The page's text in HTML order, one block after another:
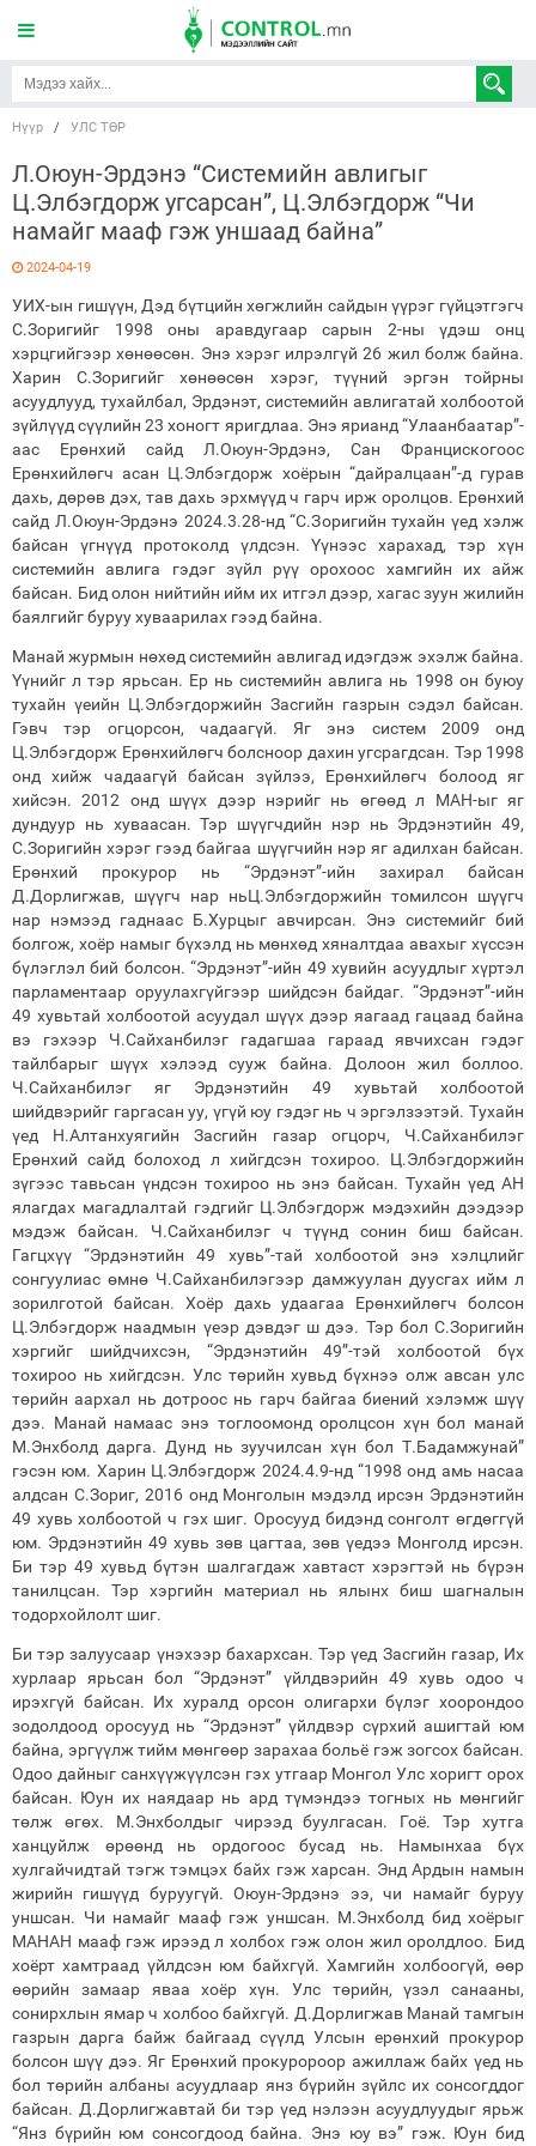
Нүүр / УЛС ТӨР
Л.Оюун-Эрдэнэ “Системийн авлигыг
Ц.Элбэгдорж угсарсан”, Ц.Элбэгдорж “Чи
намайг мааф гэж уншаад байна”
2024-04-19
УИХ-ын гишүүн, Дэд бүтцийн хөгжлийн сайдын үүрэг гүйцэтгэгч
С.Зоригийг 1998 оны аравдугаар сарын 2-ны үдэш онц
хэрцгийгээр хөнөөсөн. Энэ хэрэг илрэлгүй 26 жил болж байна.
Харин С.Зоригийг хөнөөсөн хэрэг, түүний эргэн тойрны
асуудлууд, тухайлбал, Эрдэнэт, системийн авлигатай холбоотой
зүйлүүд сүүлийн 23 хоногт яригдлаа. Энэ ярианд “Улаанбаатар”-
аас Ерөнхий сайд Л.Оюун-Эрдэнэ, Сан Францискогоос
Ерөнхийлөгч асан Ц.Элбэгдорж хоёрын “дайралцаан”-д гурав
дахь, дөрөв дэх, тав дахь эрхмүүд ч гарч ирж оролцов. Ерөнхий
сайд Л.Оюун-Эрдэнэ 2024.3.28-нд “С.Зоригийн тухайн үед хэлж
байсан үгнүүд протоколд үлдсэн. Үүнээс харахад, тэр хүн
системийн авлига гэдэг зүйл рүү орохоос хамгийн их айж
байсан. Бид олон нийтийн ийм их итгэл дээр, хагас зуун жилийн
баялгийг буруу хуваарилах гээд байна.
Манай журмын нөхөд системийн авлигад идэгдэж эхэлж байна.
Үүнийг л тэр ярьсан. Ер нь системийн авлига нь 1998 он буюу
тухайн үеийн Ц.Элбэгдоржийн Засгийн газрын сэдэл байсан.
Гэвч тэр огцорсон, чадаагүй. Яг энэ систем 2009 онд
Ц.Элбэгдорж Ерөнхийлөгч болсноор дахин угсрагдсан. Тэр 1998
онд хийж чадаагүй байсан зүйлээ, Ерөнхийлөгч болоод яг
хийсэн. 2012 онд шүүх дээр нэрийг нь өгөөд л МАН-ыг яг
дундуур нь хуваасан. Тэр шүүгчдийн нэр нь Эрдэнэтийн 49,
С.Зоригийн хэрэг гээд байгаа шүүгчийн нэр яг адилхан байсан.
Ерөнхий прокурор нь “Эрдэнэт”-ийн захирал байсан
Д.Дорлигжав, шүүгч нар ньЦ.Элбэгдоржийн томилсон шүүгч
нар нэмээд гаднаас Б.Хурцыг авчирсан. Энэ системийг бий
болгож, хоёр намыг бүхэлд нь мөнхөд хяналтдаа авахыг хүссэн
бүлэглэл бий болсон. “Эрдэнэт”-ийн 49 хувийн асуудлыг хүртэл
парламентаар оруулахгүйгээр шийдсэн байдаг. “Эрдэнэт”-ийн
49 хувьтай холбоотой асуудал шүүх дээр яагаад гацаад байна
вэ гэхээр Ч.Сайханбилэг гадагшаа гараад явчихсан гэдэг
тайлбарыг шүүх хэлээд сууж байна. Долоон жил боллоо.
Ч.Сайханбилэг яг Эрдэнэтийн 49 хувьтай холбоотой
шийдвэрийг гаргасан уу, үгүй юу гэдэг нь ч эргэлзээтэй. Тухайн
үед Н.Алтанхуягийн Засгийн газар огцорч, Ч.Сайханбилэг
Ерөнхий сайд болоход л хийгдсэн тохироо. Ц.Элбэгдоржийн
зүгээс тавьсан үндсэн тохироо нь энэ байсан. Тухайн үед АН
ялагдах магадлалтай гэдгийг Ц.Элбэгдорж мэдэхийн дээдээр
мэдэж байсан. Ч.Сайханбилэг ч түүнд сонин биш байсан.
Гагцхүү “Эрдэнэтийн 49 хувь”-тай холбоотой энэ хэлцлийг
сонгуулиас өмнө Ч.Сайханбилэгээр дамжуулан дуусгах ийм л
зорилготой байсан. Хоёр дахь удаагаа Ерөнхийлөгч болсон
Ц.Элбэгдорж наадмын үеэр дэвдэг ш дээ. Тэр бол С.Зоригийн
хэргийг шийдчихсэн, “Эрдэнэтийн 49”-тэй холбоотой бүх
тохироо нь хийгдсэн. Улс төрийн хувьд бүхнээ олж авсан улс
төрийн аархал нь дотроос нь гарч байгаа биений хэлэмж шүү
дээ. Манай намаас энэ тоглоомонд оролцсон хүн бол манай
М.Энхболд дарга. Дунд нь зуучилсан хүн бол Т.Бадамжунай”
гэсэн юм. Харин Ц.Элбэгдорж 2024.4.9-нд “1998 онд амь насаа
алдсан С.Зориг, 2016 онд Монголын мэдэлд ирсэн Эрдэнэтийн
49 хувь холбоотой ч гэх шиг. Оросууд бидэнд сонголт өгдөггүй
юм. Эрдэнэтийн 49 хувь зөв цагтаа, зөв үедээ Монголд ирсэн.
Би тэр 49 хувьд бүтэн шалгагдаж хавтаст хэрэгтэй нь бүрэн
танилцсан. Тэр хэргийн материал нь ялынх биш шагналын
тодорхойлолт шиг.
Би тэр залуусаар үнэхээр бахархсан. Тэр үед Засгийн газар, Их
хурлаар ярьсан бол “Эрдэнэт” үйлдвэрийн 49 хувь одоо ч
ирэхгүй байсан. Их хуралд орсон олигархи бүлэг хоорондоо
зодолдоод оросууд нь “Эрдэнэт” үйлдвэр сүрхий ашигтай юм
байна, эргүүлж тийм мөнгөөр зарахаа больё гэж зогсох байсан.
Одоо дайныг санхүүжүүлсэн гэх утгаар Монгол Улс хоригт орох
байсан. Юун их наядаар нь ард түмэндээ тогных нь мөнгийг
төлж өгөх. М.Энхболдыг чирээд буулгасан. Гоё. Тэр хутга
ханцуйлж өрөөнд нь ордогоос бусад нь. Намынхаа бүх
хулгайчидтай тэгж тэмцэх байх гэж харсан. Энд Ардын намын
жирийн гишүүд буруугүй. Оюун-Эрдэнэ ээ, чи намайг буруу
уншсан. Чи намайг мааф гэж уншсан. М.Энхболд бид хоёрыг
МАНАН мааф гэж ирээд л холбох гэж олон жил оролдлоо. Бид
хоёрт хамтраад үйлдсэн юм байхгүй. Хамгийн холбоогүй, өөр
өөрийн замаар яваа хоёр хүн. Улс төрийн, үзэл санааны,
сонирхлын ямар ч холбоо байхгүй. Д.Дорлигжав Манай тамгын
газрын дарга байж байгаад сүүлд Улсын ерөнхий прокурор
болсон шүү дээ. Яг Ерөнхий прокуророор ажиллаж байх үед нь
бол төрийн албаны асуудлаар янз бүрийн зүйлс их сонсогддог
байсан. Д.Дорлигжавтай би тэр үед нэлээн асуудлуудыг ярьж
“Янз бүрийн юм сонсогдоод байна. Энэ юу вэ” гэж. Юун бид